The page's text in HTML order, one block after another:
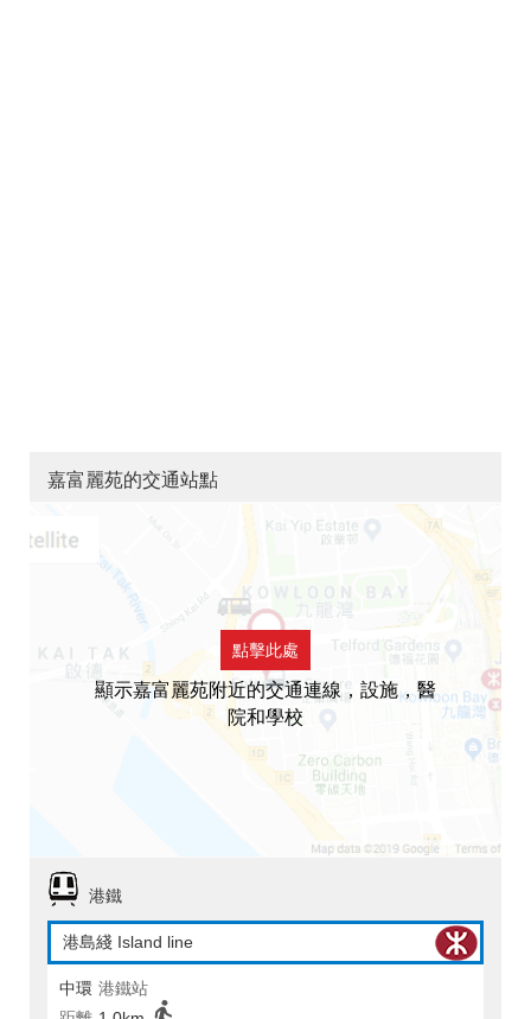
嘉富麗苑的交通站點
點擊此處
顯示嘉富麗苑附近的交通連線，設施，醫
院和學校
港鐵
港島綫 Island line
中環 港鐵站